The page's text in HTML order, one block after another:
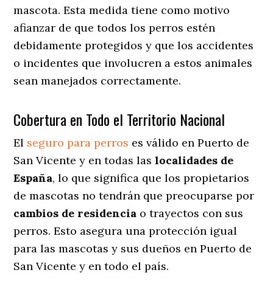
mascota. Esta medida tiene como motivo
afianzar de que todos los perros estén
debidamente protegidos y que los accidentes
o incidentes que involucren a estos animales
sean manejados correctamente.
Cobertura en Todo el Territorio Nacional
El seguro para perros es válido en Puerto de
San Vicente y en todas laslocalidades de
España, lo que significa que los propietarios
de mascotas no tendrán que preocuparse por
cambios de residencia o trayectos con sus
perros. Esto asegura una protección igual
para las mascotas y sus dueños en Puerto de
San Vicente y en todo el país.